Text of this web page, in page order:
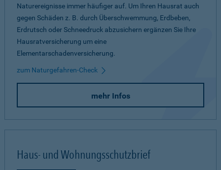
Naturereignisse immer häufiger auf. Um Ihren Hausrat auch
gegen Schäden z. B. durch Überschwemmung, Erdbeben,
Erdrutsch oder Schneedruck abzusichern ergänzen Sie Ihre
Hausratversicherung um eine
Elementarschadenversicherung.
zum Naturgefahren-Check
mehr Infos
Haus- und Wohnungsschutzbrief